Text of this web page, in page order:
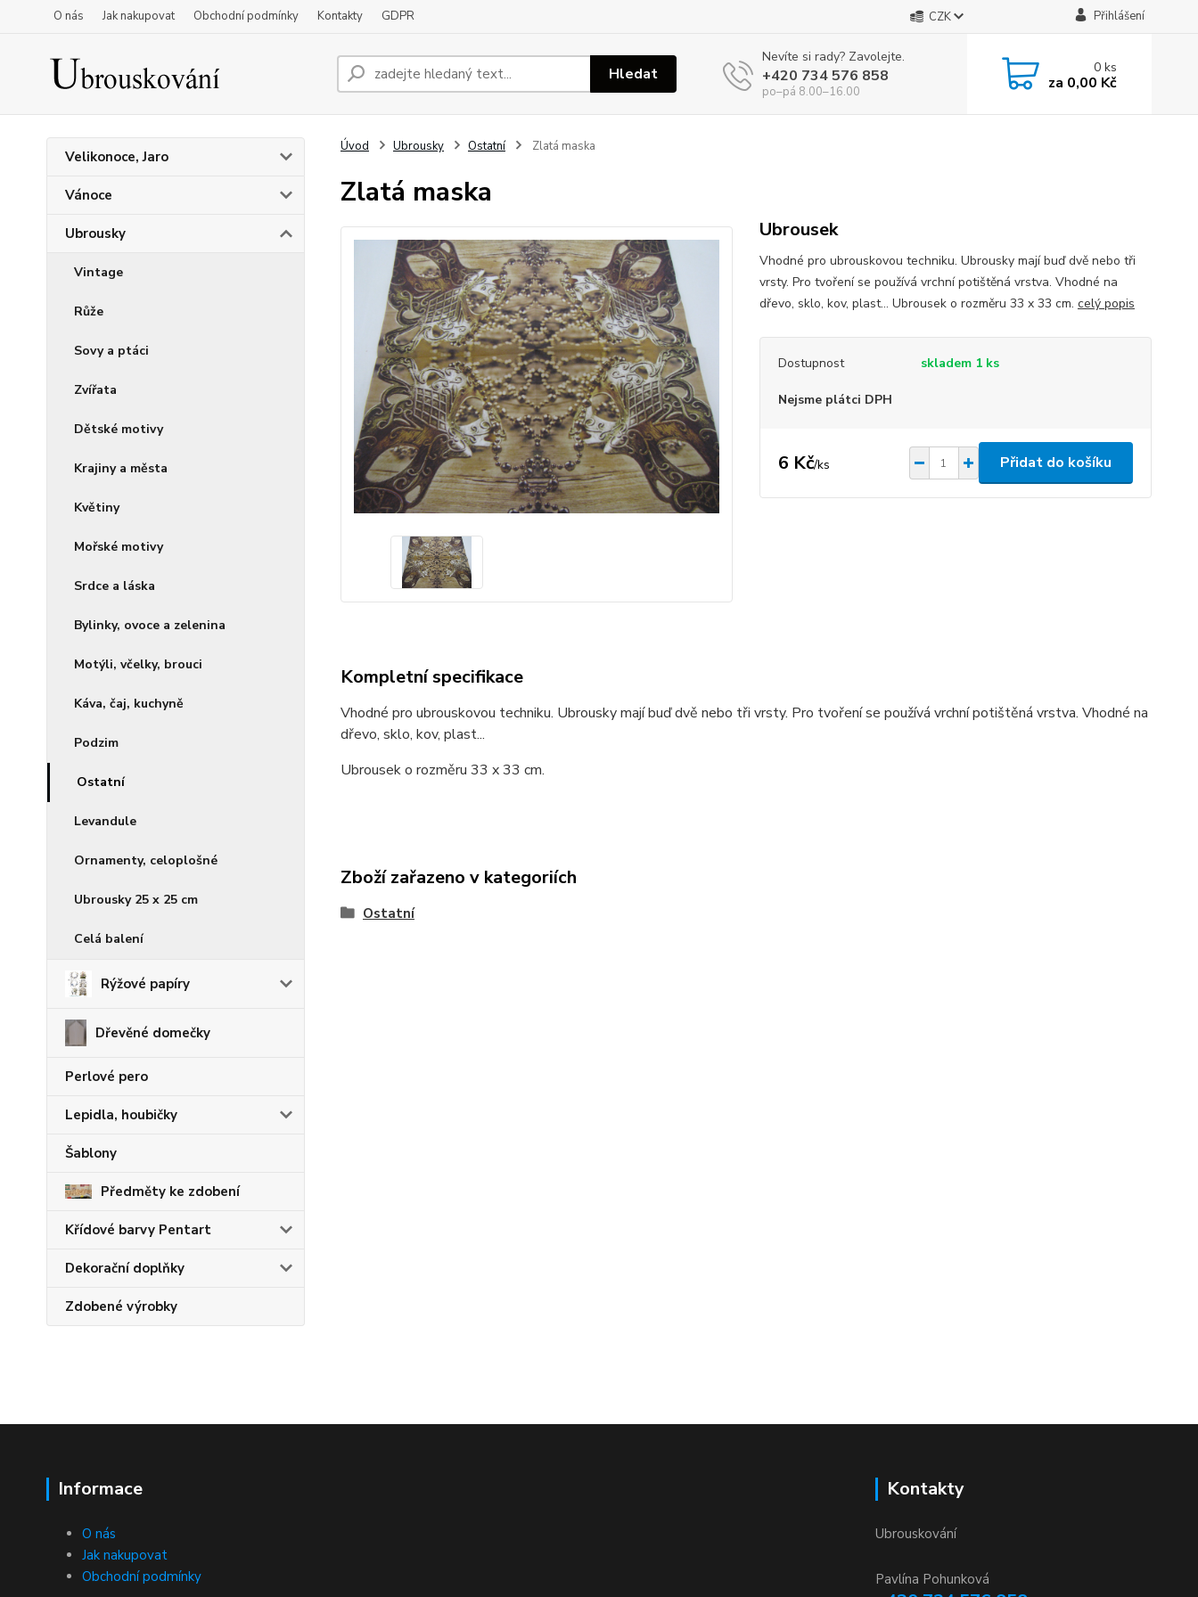
O nás Jak nakupovat Obchodní podmínky Kontakty GDPR CZK Přihlášení
Hledat
Nevíte si rady? Zavolejte.
+420 734 576 858
po–pá 8.00–16.00
0ks
za 0,00 Kč
Velikonoce, Jaro
Vánoce
Ubrousky
Vintage
Růže
Sovy a ptáci
Zvířata
Dětské motivy
Krajiny a města
Květiny
Mořské motivy
Srdce a láska
Bylinky, ovoce a zelenina
Motýli, včelky, brouci
Káva, čaj, kuchyně
Podzim
Ostatní
Levandule
Ornamenty, celoplošné
Ubrousky 25 x 25 cm
Celá balení
Rýžové papíry
Dřevěné domečky
Perlové pero
Lepidla, houbičky
Šablony
Předměty ke zdobení
Křídové barvy Pentart
Dekorační doplňky
Zdobené výrobky
Úvod Ubrousky Ostatní Zlatá maska
Zlatá maska
Ubrousek
Vhodné pro ubrouskovou techniku. Ubrousky mají buď dvě nebo tři
vrsty. Pro tvoření se používá vrchní potištěná vrstva. Vhodné na
dřevo, sklo, kov, plast... Ubrousek o rozměru 33 x 33 cm. celý popis
Dostupnost skladem 1 ks
Nejsme plátci DPH
6 Kč/ks Přidat do košíku
Kompletní specifikace
Vhodné pro ubrouskovou techniku. Ubrousky mají buď dvě nebo tři vrsty. Pro tvoření se používá vrchní potištěná vrstva. Vhodné na
dřevo, sklo, kov, plast...
Ubrousek o rozměru 33 x 33 cm.
Zboží zařazeno v kategoriích
Ostatní
Informace
O nás
Jak nakupovat
Obchodní podmínky
Kontakty
Ubrouskování
Pavlína Pohunková